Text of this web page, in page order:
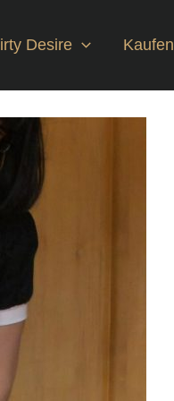
Desire Kaufen